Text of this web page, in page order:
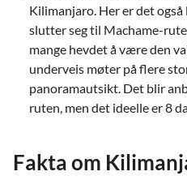
Kilimanjaro. Her er det
slutter seg til Machame-
mange hevdet å være den
underveis møter på flere
panoramautsikt. Det blir
ruten, men det ideelle er 8
Fakta om